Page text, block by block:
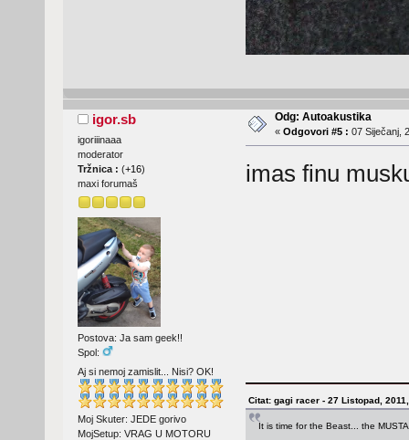
igor.sb
igoriiinaaa
moderator
Tržnica : (+16)
maxi forumaš
Postova: Ja sam geek!!
Spol:
Aj si nemoj zamislit... Nisi? OK!
Moj Skuter: JEDE gorivo
MojSetup: VRAG U MOTORU
Odg: Autoakustika
« Odgovori #5 : 07 Siječanj,
imas finu
Citat: gagi racer - 27 Listopad,
It is time for the Beast... the